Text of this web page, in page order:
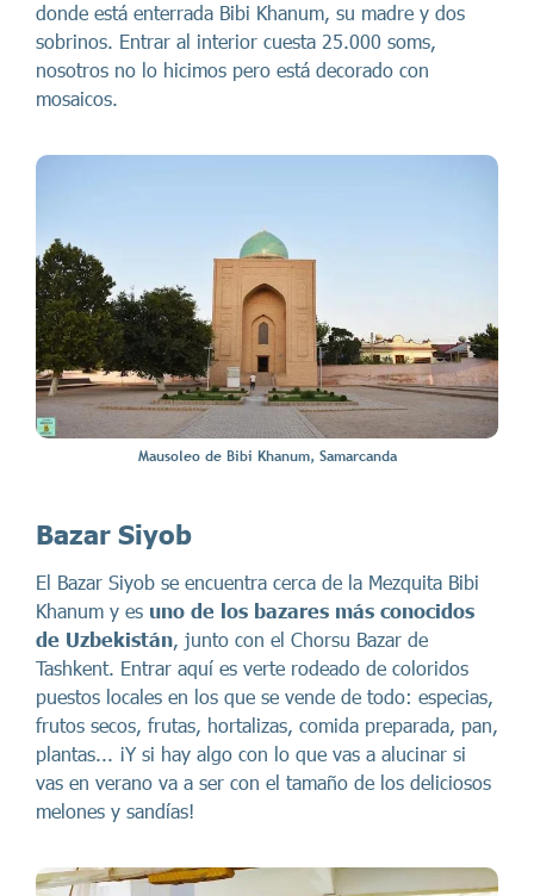
donde está enterrada Bibi Khanum, su madre y dos
sobrinos. Entrar al interior cuesta 25.000 soms,
nosotros no lo hicimos pero está decorado con
mosaicos.
Mausoleo de Bibi Khanum, Samarcanda
Bazar Siyob
El Bazar Siyob se encuentra cerca de la Mezquita Bibi
Khanum y es uno de los bazares más conocidos
de Uzbekistán, junto con el Chorsu Bazar de
Tashkent. Entrar aquí es verte rodeado de coloridos
puestos locales en los que se vende de todo: especias,
frutos secos, frutas, hortalizas, comida preparada, pan,
plantas... ¡Y si hay algo con lo que vas a alucinar si
vas en verano va a ser con el tamaño de los deliciosos
melones y sandías!